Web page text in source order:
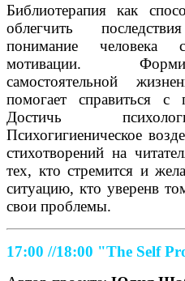
Библиотерапия как
облегчить
понимание человека
мотивации.
самостоятельной
помогает справиться
Достичь
Психогигиеническое
стихотворений на
тех, кто стремится и
ситуацию, кто уверенв
свои проблемы.
17:00 //18:00 "The Self